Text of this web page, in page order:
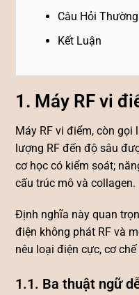
Câu Hỏi
Kết Luận
1. Máy RF vi
Máy RF vi điểm, còn
lượng RF đến độ sâu
cơ học có kiểm soát;
cấu trúc mô và collagen.
Định nghĩa này quan
điện không phát RF và
nêu loại điện cực, cơ
1.1. Ba thuật ngữ